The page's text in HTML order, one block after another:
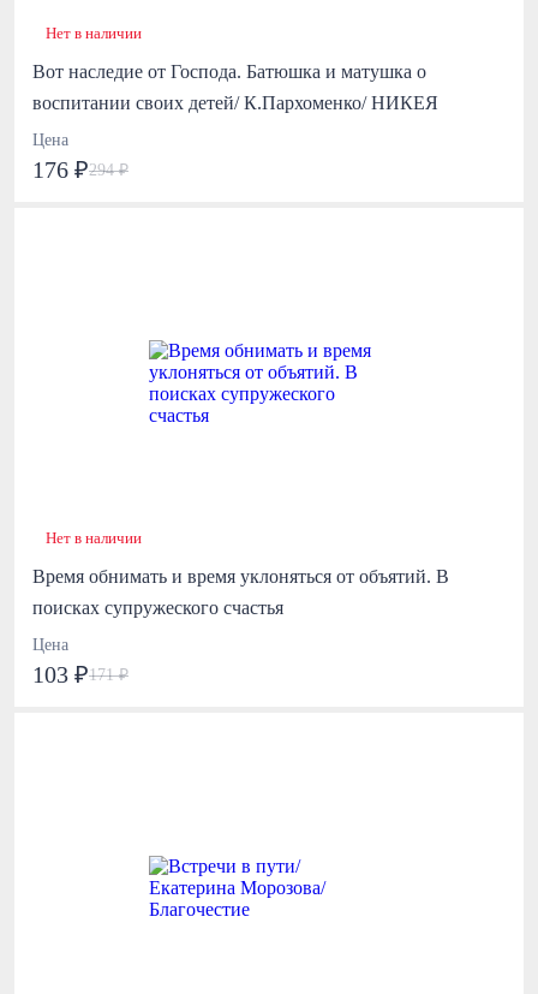
Нет в наличии
Вот наследие от Господа. Батюшка и матушка о
воспитании своих детей/ К.Пархоменко/ НИКЕЯ
Цена
176 ₽294 ₽
Нет в наличии
Время обнимать и время уклоняться от объятий. В
поисках супружеского счастья
Цена
103 ₽171 ₽